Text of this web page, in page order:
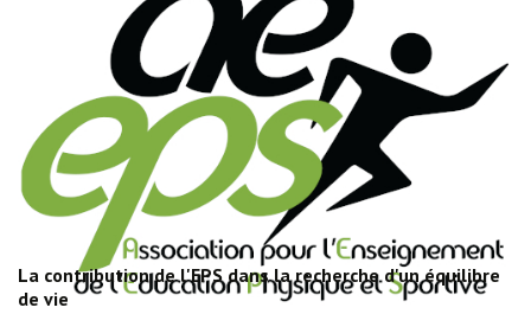
La contribution de l'EPS dans la recherche d'un équilibre
de vie